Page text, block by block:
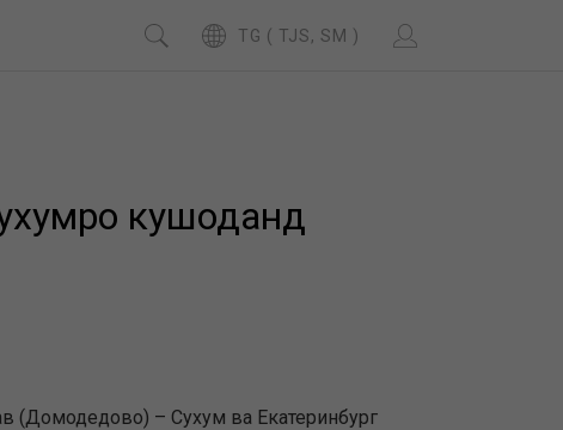
TG ( TJS, SM )
кушоданд
(Домодедово) – Сухум ва Екатеринбург